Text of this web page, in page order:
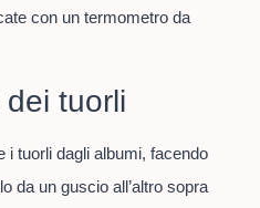
con un termometro da
tuorli
i tuorli dagli albumi, facendo
da un guscio all’altro sopra